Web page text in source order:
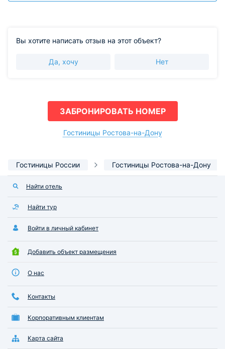
Вы хотите написать отзыв на этот объект?
Да, хочу Нет
ЗАБРОНИРОВАТЬ НОМЕР
Гостиницы Ростова-на-Дону
Гостиницы России Гостиницы Ростова-на-Дону
Найти отель
Найти тур
Войти в личный кабинет
Добавить объект размещения
О нас
Контакты
Корпоративным клиентам
Карта сайта